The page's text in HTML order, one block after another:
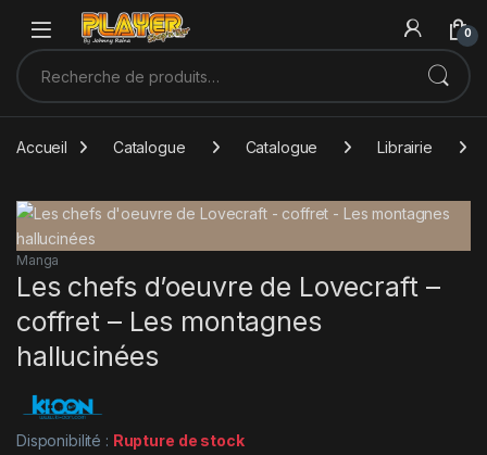
Sauter à la navigation
Skip to content
0
Recherche pour :
Accueil Catalogue Catalogue Librairie
Manga
Les chefs d’oeuvre de Lovecraft –
coffret – Les montagnes
hallucinées
Disponibilité : Rupture de stock